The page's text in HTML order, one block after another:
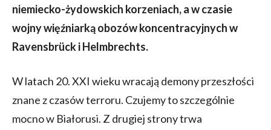
niemiecko-żydowskich korzeniach, a w czasie
wojny więźniarką obozów koncentracyjnych w
Ravensbrück i Helmbrechts.
W latach 20. XXI wieku wracają demony przeszłości
znane z czasów terroru. Czujemy to szczególnie
mocno w Białorusi. Z drugiej strony trwa